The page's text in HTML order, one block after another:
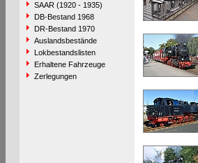
SAAR (1920 - 1935)
DB-Bestand 1968
DR-Bestand 1970
Auslandsbestände
Lokbestandslisten
Erhaltene Fahrzeuge
Zerlegungen